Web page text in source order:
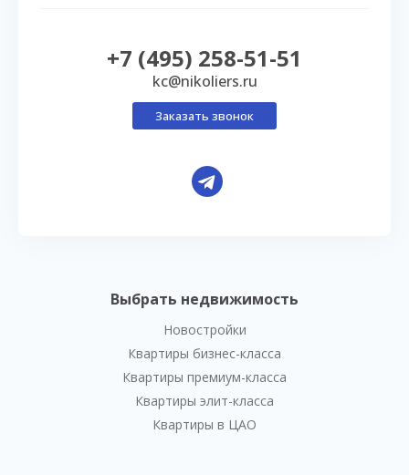
Выбрать недвижимость
Новостройки
Квартиры бизнес-класса
Квартиры премиум-класса
Квартиры элит-класса
Квартиры в ЦАО
+7 (495) 258-51-51
kc@nikoliers.ru
Заказать звонок